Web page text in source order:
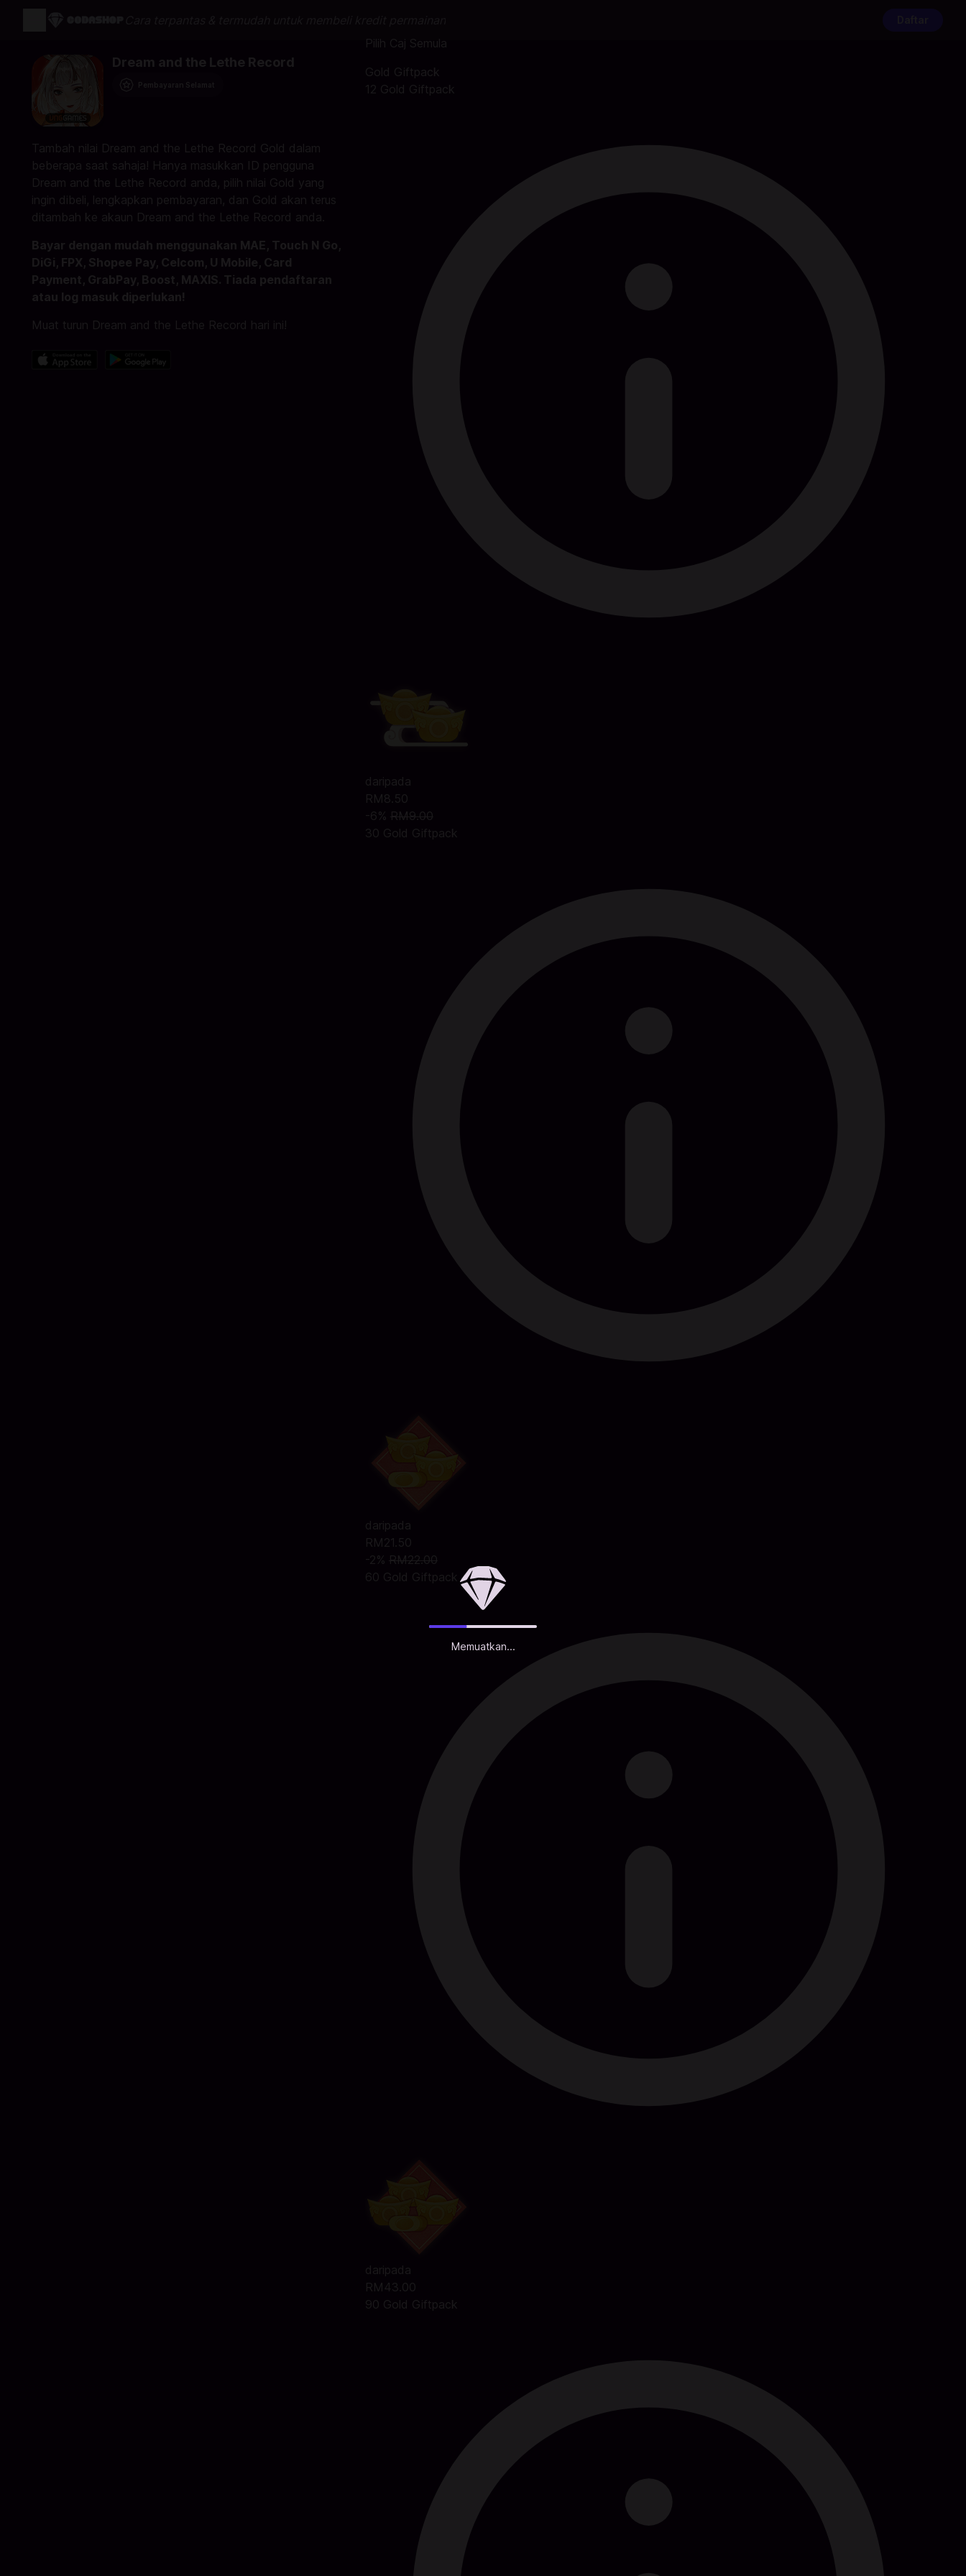
Memuatkan...
Dream and the Lethe Record
Tambah nilai Dream and the Lethe Record Gold dalam
beberapa saat sahaja! Hanya masukkan ID pengguna
Dream and the Lethe Record anda, pilih nilai Gold yang
ingin dibeli, lengkapkan pembayaran, dan Gold akan terus
ditambah ke akaun Dream and the Lethe Record anda.
Bayar dengan mudah menggunakan MAE, Touch N Go,
DiGi, FPX, Shopee Pay, Celcom, U Mobile, Card
Payment, GrabPay, Boost, MAXIS. Tiada pendaftaran
atau log masuk diperlukan!
Muat turun Dream and the Lethe Record hari ini!
Pilih Caj Semula
Gold Giftpack
12 Gold Giftpack
daripada
RM8.50
-6% RM9.00
30 Gold Giftpack
daripada
RM21.50
-2% RM22.00
60 Gold Giftpack
daripada
RM43.00
90 Gold Giftpack